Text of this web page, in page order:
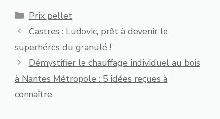
Catégories
Prix pellet
Castres : Ludovic, prêt à devenir le
superhéros du granulé !
Démystifier le chauffage individuel au bois
à Nantes Métropole : 5 idées reçues à
connaître